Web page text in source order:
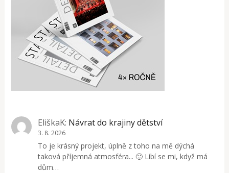
EliškaK: Návrat do krajiny dětství
3. 8. 2026
To je krásný projekt, úplně z toho na mě dýchá
taková příjemná atmosféra... 🙂 Líbí se mi, když má
dům…